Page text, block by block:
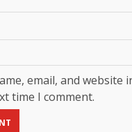
email, and website
time I comment.